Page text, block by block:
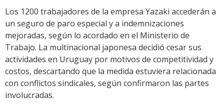
Link
Los 1200 trabajadores de la empresa Yazaki accederán a
un seguro de paro especial y a indemnizaciones
mejoradas, según lo acordado en el Ministerio de
Trabajo. La multinacional japonesa decidió cesar sus
actividades en Uruguay por motivos de competitividad y
costos, descartando que la medida estuviera relacionada
con conflictos sindicales, según confirmaron las partes
involucradas.